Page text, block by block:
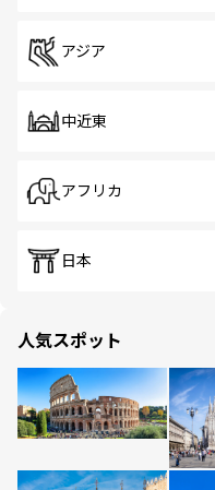
アジア
中近東
アフリカ
日本
人気スポット